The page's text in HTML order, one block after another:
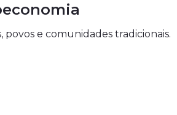
e comunidades tradicionais.